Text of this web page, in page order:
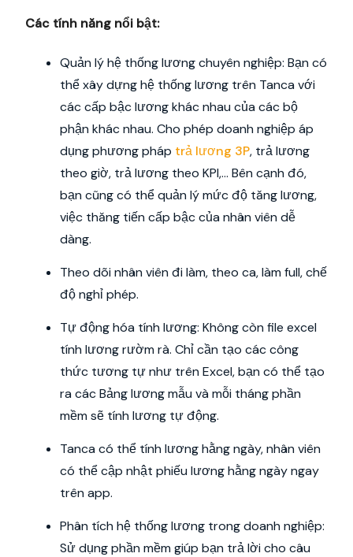
Các tính năng nổi bật:
Quản lý hệ thống lương chuyên nghiệp: Bạn có
thể xây dựng hệ thống lương trên Tanca với
các cấp bậc lương khác nhau của các bộ
phận khác nhau. Cho phép doanh nghiệp áp
dụng phương pháp trả lương 3P, trả lương
theo giờ, trả lương theo KPI,... Bên cạnh đó,
bạn cũng có thể quản lý mức độ tăng lương,
việc thăng tiến cấp bậc của nhân viên dễ
dàng.
Theo dõi nhân viên đi làm, theo ca, làm full, chế
độ nghỉ phép.
Tự động hóa tính lương: Không còn file excel
tính lương rườm rà. Chỉ cần tạo các công
thức tương tự như trên Excel, bạn có thể tạo
ra các Bảng lương mẫu và mỗi tháng phần
mềm sẽ tính lương tự động.
Tanca có thể tính lương hằng ngày, nhân viên
có thể cập nhật phiếu lương hằng ngày ngay
trên app.
Phân tích hệ thống lương trong doanh nghiệp:
Sử dụng phần mềm giúp bạn trả lời cho câu